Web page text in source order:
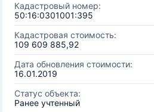
Кадастровый номер:
50:16:0301001:395
Кадастровая стоимость:
109 609 885,92
Дата обновления стоимости:
16.01.2019
Статус объекта:
Ранее учтенный